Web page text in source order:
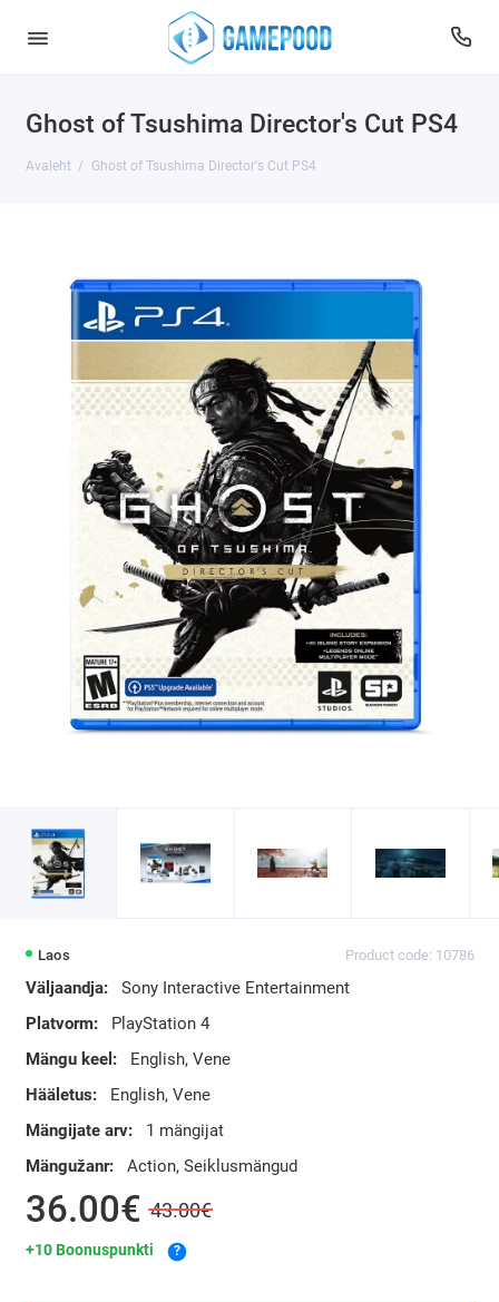
Ghost of Tsushima Director's Cut PS4
Avaleht Ghost of Tsushima Director's Cut PS4
Laos Product code: 10786
Väljaandja:
Sony Interactive Entertainment
Platvorm:
PlayStation 4
Mängu keel:
English, Vene
Hääletus:
English, Vene
Mängijate arv:
1 mängijat
Mängužanr:
Action, Seiklusmängud
36.00€ 43.00€
+10 Boonuspunkti ?